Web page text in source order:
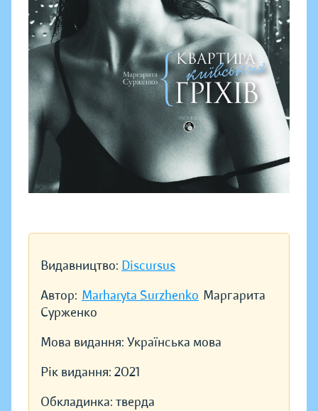
Видавництво: Discursus
Автор: Marharyta Surzhenko Маргарита
Сурженко
Мова видання: Українська мова
Рік видання: 2021
Обкладинка: тверда